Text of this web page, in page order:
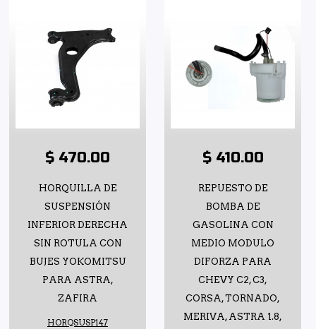
$ 470.00
HORQUILLA DE
SUSPENSIÓN
INFERIOR DERECHA
SIN ROTULA CON
BUJES YOKOMITSU
PARA ASTRA,
ZAFIRA
HORQSUSP147
$ 410.00
REPUESTO DE
BOMBA DE
GASOLINA CON
MEDIO MODULO
DIFORZA PARA
CHEVY C2, C3,
CORSA, TORNADO,
MERIVA, ASTRA 1.8,